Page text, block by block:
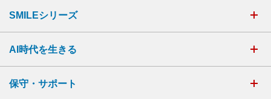
SMILEシリーズ
AI時代を生きる
保守・サポート